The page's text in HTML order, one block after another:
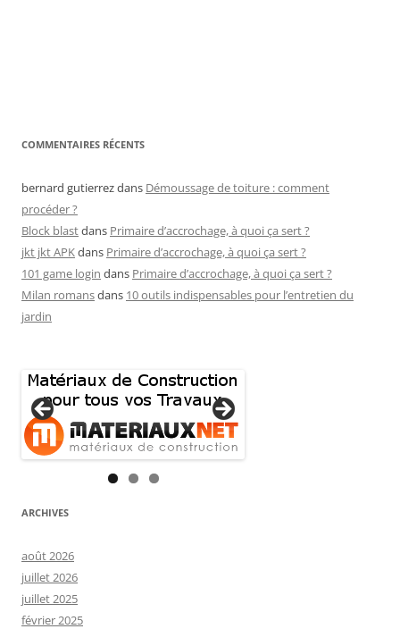
COMMENTAIRES RÉCENTS
bernard gutierrezdans Démoussage de toiture : comment
procéder ?
Block blastdans Primaire d’accrochage, à quoi ça sert ?
jkt jkt APKdans Primaire d’accrochage, à quoi ça sert ?
101 game login dans Primaire d’accrochage, à quoi ça sert ?
Milan romansdans 10 outils indispensables pour l’entretien du
jardin
ARCHIVES
août 2026
juillet 2026
juillet 2025
février 2025